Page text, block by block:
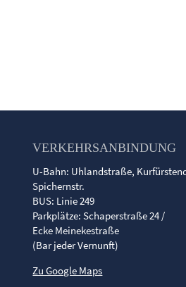
VERKEHRSANBINDUNG
U-Bahn: Uhlandstraße,
Spichernstr.
BUS: Linie 249
Parkplätze: Schaperstraße 24 /
Ecke Meinekestraße
(Bar jeder Vernunft)
Zu Google Maps